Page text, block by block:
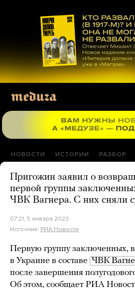
материалам
НОВОСТИ ИСТОРИИ РАЗБОР
Пригожин заявил о
первой группы
ЧВК Вагнера. С них сняли
07:21, 5 января 2023
Источник: РИА Новости
Первую группу заключенных,
в Украине в составе ЧВК
после завершения
Об этом, сообщает РИА